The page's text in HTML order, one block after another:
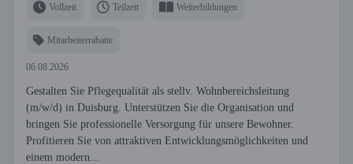
Vollzeit Teilzeit Weiterbildungen
Mitarbeiterrabatte
06.08.2026
Gestalten Sie Pflegequalität als stellv. Wohnbereichsleitung
(m/w/d) in Duisburg. Unterstützen Sie die Organisation und
bringen Sie professionelle Versorgung für unsere Bewohner.
Profitieren Sie von attraktiven Entwicklungsmöglichkeiten und
einem modern...